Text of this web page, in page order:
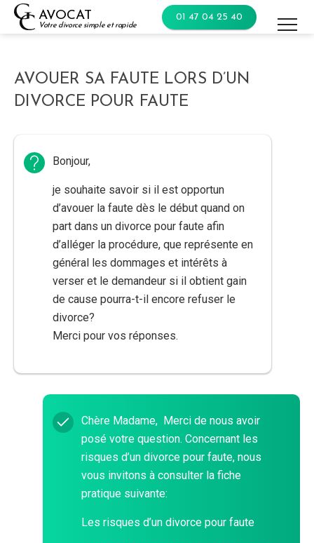
Skip
AVOCAT
Votre divorce simple et rapide
01 47 04 25 40
AVOUER SA FAUTE LORS D’UN
DIVORCE POUR FAUTE
Bonjour,
je souhaite savoir si il est opportun
d’avouer la faute dès le début quand on
part dans un divorce pour faute afin
d’alléger la procédure, que représente en
général les dommages et intérêts à
verser et le demandeur si il obtient gain
de cause pourra-t-il encore refuser le
divorce?
Merci pour vos réponses.
Chère Madame, Merci de nous avoir
posé votre question. Concernant les
risques d’un divorce pour faute, nous
vous invitons à consulter la fiche
pratique suivante:
Les risques d’un divorce pour faute